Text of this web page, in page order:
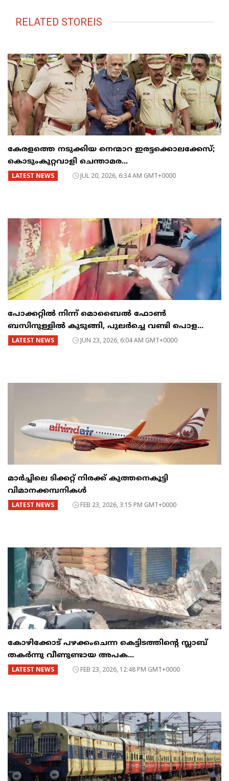
RELATED STOREIS
കേരളത്തെ നടുക്കിയ നെന്മാറ ഇരട്ടക്കൊലക്കേസ്;
കൊടുംകുറ്റവാളി ചെന്താമര...
LATEST NEWS JUL 20, 2026, 6:34 AM GMT+0000
പോക്കറ്റിൽ നിന്ന് മൊബൈൽ ഫോൺ
ബസിനുള്ളിൽ കുടുങ്ങി, പുലർച്ചെ വണ്ടി പൊള...
LATEST NEWS JUN 23, 2026, 6:04 AM GMT+0000
മാർച്ചിലെ ടിക്കറ്റ് നിരക്ക് കുത്തനെകൂട്ടി
വിമാനക്കമ്പനികൾ
LATEST NEWS FEB 23, 2026, 3:15 PM GMT+0000
കോഴിക്കോട് പഴക്കംചെന്ന കെട്ടിടത്തിന്റെ സ്ലാബ്
തകർന്നു വീണുണ്ടായ അപക...
LATEST NEWS FEB 23, 2026, 12:48 PM GMT+0000